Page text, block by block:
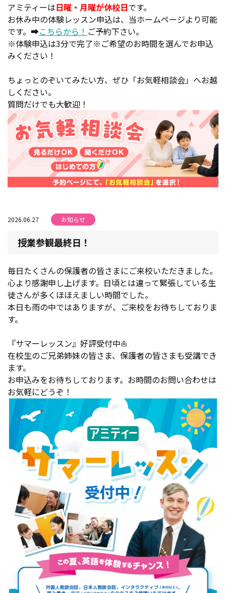
アミティーは日曜・月曜が休校日です。
お休み中の体験レッスン申込は、当ホームページより可能
です。➡こちらから！ ご予約下さい。
※体験申込は3分で完了※ご希望のお時間を選んでお申込
みください！
ちょっとのぞいてみたい方、ぜひ「お気軽相談会」へお越
しください。
質問だけでも大歓迎！
2026.06.27 お知らせ
授業参観最終日！
毎日たくさんの保護者の皆さまにご来校いただきました。
心より感謝申し上げます。日頃とは違って緊張している生
徒さんが多くほほえましい時間でした。
本日も雨の中ではありますが、ご来校をお待ちしておりま
す。
『サマーレッスン』好評受付中⛵
在校生のご兄弟姉妹の皆さま、保護者の皆さまも受講でき
ます。
お申込みをお待ちしております。お時間のお問い合わせは
お気軽にどうぞ！